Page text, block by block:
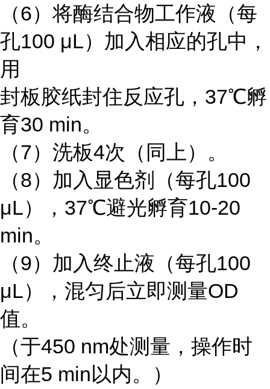
（6）将酶结合物工作液（每
孔100 μL）加入相应的孔中，
用
封板胶纸封住反应孔，37℃孵
育30 min。
（7）洗板4次（同上）。
（8）加入显色剂（每孔100
μL），37℃避光孵育10-20
min。
（9）加入终止液（每孔100
μL），混匀后立即测量OD
值。
（于450 nm处测量，操作时
间在5 min以内。）